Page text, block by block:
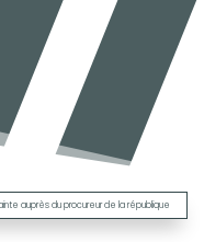
auprès du procureur de la république